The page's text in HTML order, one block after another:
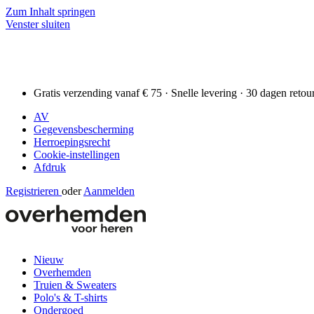
Zum Inhalt springen
Venster sluiten
Gratis verzending vanaf € 75 · Snelle levering · 30 dagen
AV
Gegevensbescherming
Herroepingsrecht
Cookie-instellingen
Afdruk
Registrieren oder Aanmelden
Nieuw
Overhemden
Truien & Sweaters
Polo's & T-shirts
Ondergoed